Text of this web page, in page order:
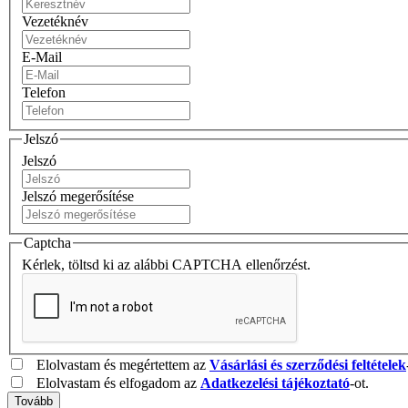
Vezetéknév
E-Mail
Telefon
Jelszó
Jelszó
Jelszó megerősítése
Captcha
Kérlek, töltsd ki az alábbi CAPTCHA ellenőrzést.
Elolvastam és megértettem az Vásárlási és szerződési feltételek
Elolvastam és elfogadom az Adatkezelési tájékoztató-ot.